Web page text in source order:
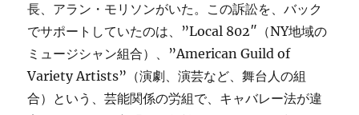
長、アラン・モリソンがいた。この訴訟を、バック
でサポートしていたのは、”Local 802″（NY地域の
ミュージシャン組合）、”American Guild of
Variety Artists”（演劇、演芸など、舞台人の組
合）という、芸能関係の労組で、キャバレー法が違